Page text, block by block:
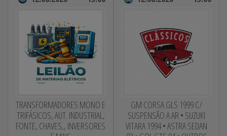
TRANSFORMADORES MONO E
TRIFÁSICOS, AUT. INDUSTRIAL,
FONTE, CHAVES,, INVERSORES
GM CORSA GLS 1999 C/
SUSPENSÃO A AR • SUZUKI
VITARA 1994 • ASTRA SEDAN